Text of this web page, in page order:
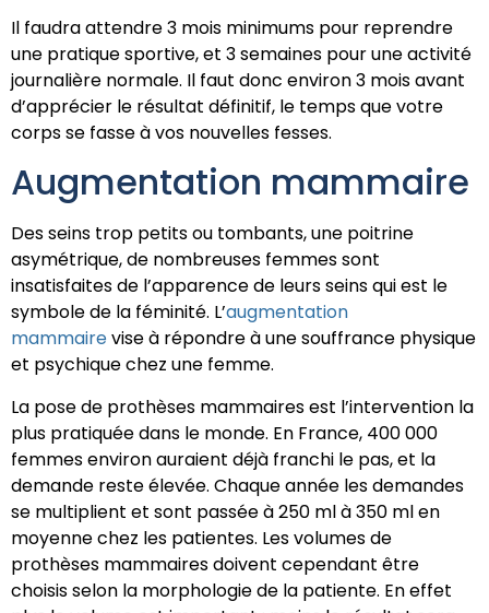
Il faudra attendre 3 mois minimums pour reprendre
une pratique sportive, et 3 semaines pour une activité
journalière normale. Il faut donc environ 3 mois avant
d’apprécier le résultat définitif, le temps que votre
corps se fasse à vos nouvelles fesses.
Augmentation mammaire
Des seins trop petits ou tombants, une poitrine
asymétrique, de nombreuses femmes sont
insatisfaites de l’apparence de leurs seins qui est le
symbole de la féminité. L’augmentation
mammairevise à répondre à une souffrance physique
et psychique chez une femme.
La pose de prothèses mammaires est l’intervention la
plus pratiquée dans le monde. En France, 400 000
femmes environ auraient déjà franchi le pas, et la
demande reste élevée. Chaque année les demandes
se multiplient et sont passée à 250 ml à 350 ml en
moyenne chez les patientes. Les volumes de
prothèses mammaires doivent cependant être
choisis selon la morphologie de la patiente. En effet